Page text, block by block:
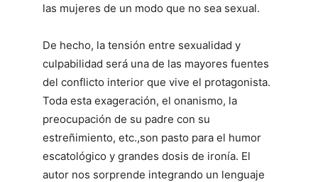
las mujeres de un modo que no sea sexual.
De hecho, la tensión entre sexualidad y
culpabilidad será una de las mayores fuentes
del conflicto interior que vive el protagonista.
Toda esta exageración, el onanismo, la
preocupación de su padre con su
estreñimiento, etc.,son pasto para el humor
escatológico y grandes dosis de ironía. El
autor nos sorprende integrando un lenguaje